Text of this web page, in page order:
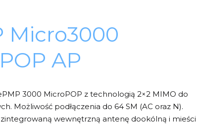
Micro3000
AP
3000 MicroPOP z technologią 2×2 MIMO do
Możliwość podłączenia do 64 SM (AC oraz N).
wewnętrzną antenę dookólną i mieści